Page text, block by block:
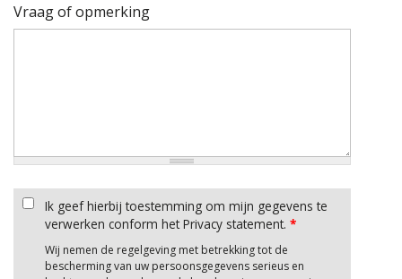
Vraag of opmerking
Ik geef hierbij toestemming om mijn gegevens te
verwerken conform het Privacy statement. *
Wij nemen de regelgeving met betrekking tot de
bescherming van uw persoonsgegevens serieus en